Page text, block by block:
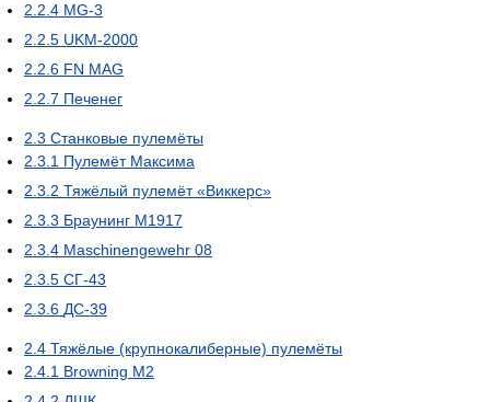
2.2.4 MG-3
2.2.5 UKM-2000
2.2.6 FN MAG
2.2.7 Печенег
2.3 Станковые пулемёты
2.3.1 Пулемёт Максима
2.3.2 Тяжёлый пулемёт «Виккерс»
2.3.3 Браунинг M1917
2.3.4 Maschinengewehr 08
2.3.5 СГ-43
2.3.6 ДС-39
2.4 Тяжёлые (крупнокалиберные) пулемёты
2.4.1 Browning M2